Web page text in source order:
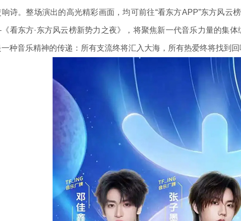
诗。整场演出的高光精彩画面，均可前往“看东方APP”东方风云
看东方·东方风云榜新势力之夜》，将聚焦新一代音乐力量的集体
种音乐精神的传递：所有支流终将汇入大海，所有热爱终将找到回